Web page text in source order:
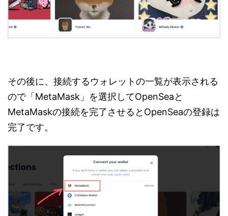
その後に、接続するウォレットの一覧が表示される
ので「MetaMask」を選択してOpenSeaと
MetaMaskの接続を完了させるとOpenSeaの登録は
完了です。